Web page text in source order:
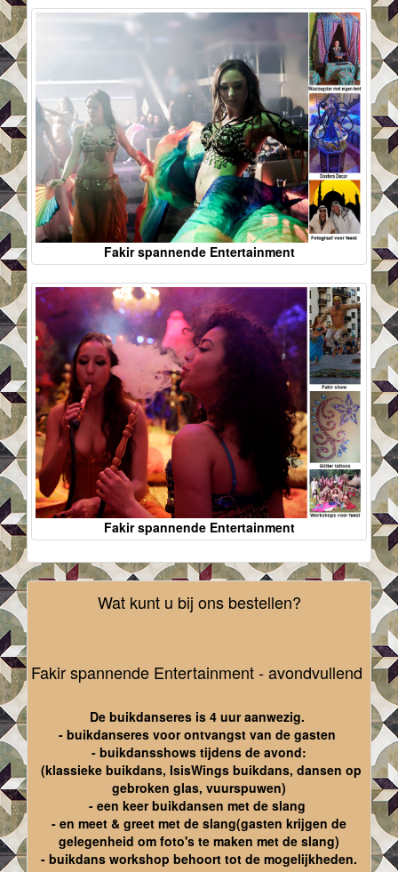
Fakir spannende Entertainment
Fakir spannende Entertainment
Wat kunt u bij ons bestellen?
Fakir spannende Entertainment - avondvullend
De buikdanseres is 4 uur aanwezig.
- buikdanseres voor ontvangst van de gasten
- buikdansshows tijdens de avond:
(klassieke buikdans, IsisWings buikdans, dansen op
gebroken glas, vuurspuwen)
- een keer buikdansen met de slang
- en meet & greet met de slang(gasten krijgen de
gelegenheid om foto's te maken met de slang)
- buikdans workshop behoort tot de mogelijkheden.